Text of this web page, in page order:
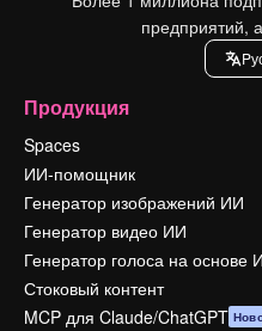
предприятий,
Продукция
Spaces
ИИ-помощник
Генератор изображений ИИ
Генератор видео ИИ
Генератор голоса на основе
Стоковый контент
MCP для Claude/ChatGPT